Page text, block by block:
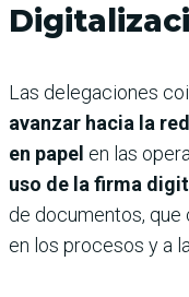
Las delegaciones
avanzar hacia la
en papel en las
uso de la firma
de documentos, que
en los procesos y a